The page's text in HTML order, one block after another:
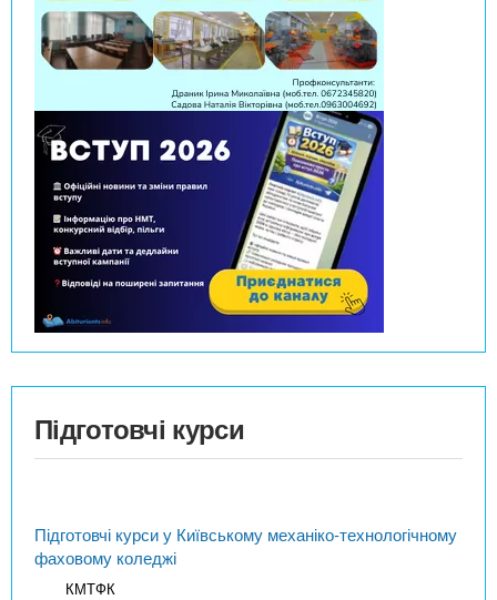
Підготовчі курси
Підготовчі курси у Київському механіко-технологічному
фаховому коледжі
КМТФК